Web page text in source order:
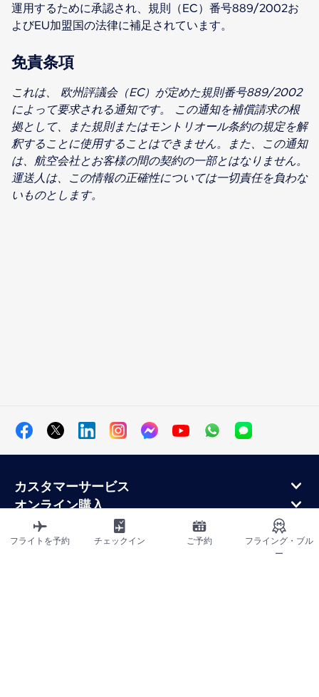
運用するために承認され、規則（EC）番号889/2002お
よびEU加盟国の法律に補足されています。
免責条項
これは、 欧州評議会（EC）が定めた規則番号889/2002
によって要求される通知です。
この通知を補償請求の根
拠として、また規則またはモントリオール条約の規定を解
釈することに使用することはできません。また、この通知
は、航空会社とお客様の間の契約の一部とはなりません。
運送人は、この情報の正確性については一切責任を負わな
いものとします。
カスタマーサービス
オンライン購入
ロイヤルティプログラムと提携パートナー
エールフランス航空について
フライトを予約 チェックイン ご予約
フライング・ブル
ー